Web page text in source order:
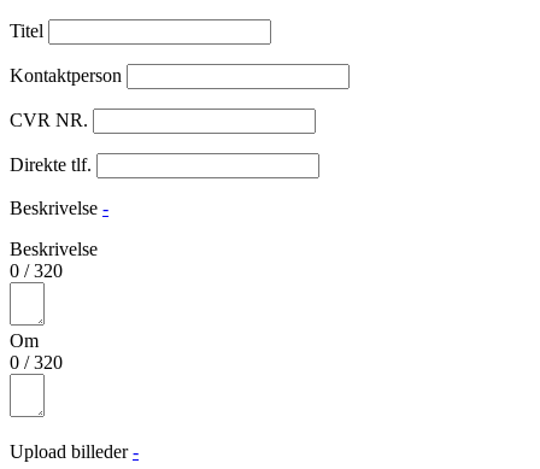
Titel
Kontaktperson
CVR NR.
Direkte tlf.
Beskrivelse -
Beskrivelse
0 /320
Om
0 /320
Upload billeder -